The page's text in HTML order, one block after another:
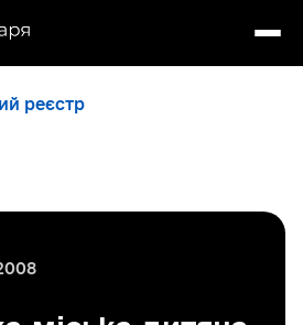
реєстр